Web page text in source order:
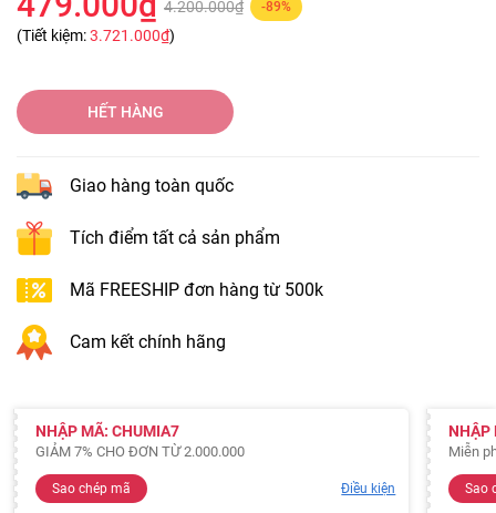
4.200.000₫ -89%
(Tiết kiệm:3.721.000₫)
HẾT HÀNG
Giao hàng toàn quốc
Tích điểm tất cả sản phẩm
Mã FREESHIP đơn hàng từ 500k
Cam kết chính hãng
NHẬP MÃ: CHUMIA7
GIẢM 7% CHO ĐƠN TỪ 2.000.000
Sao chép mã Điều kiện
NHẬP
Miễn
Sao